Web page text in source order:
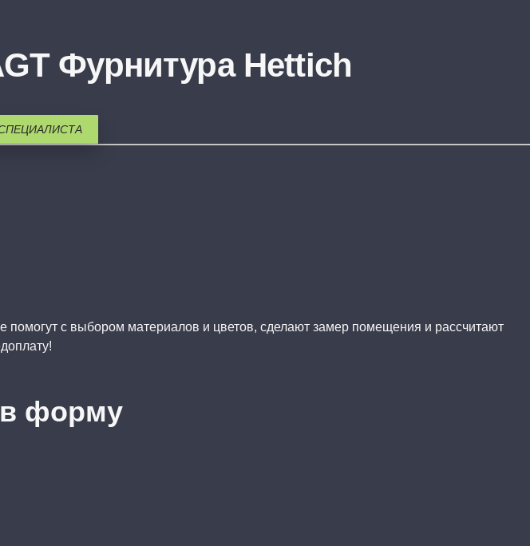
Фурнитура Hettich
помогут с выбором материалов и цветов, сделают замер помещения и рассчитают
форму